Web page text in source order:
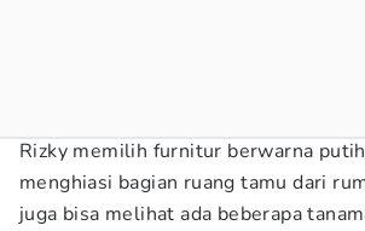
Rizky memilih furnitur berwarna
menghiasi bagian ruang tamu dari
juga bisa melihat ada beberapa